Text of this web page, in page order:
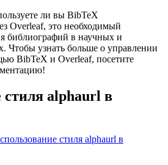
ли вы BibTeX
Overleaf, это необходимый
библиографий в научных и
Чтобы узнать больше о управлении
BibTeX и Overleaf, посетите
стиля alphaurl в
стиля alphaurl в